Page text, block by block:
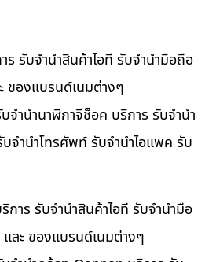
รับจำนำสินค้าไอที รับจำนำมือถือ
ของแบรนด์เนมต่างๆ
ำนำนาฬิกาจีช็อค บริการ รับจำนำ
จำนำโทรศัพท์ รับจำนำไอแพค รับ
าร รับจำนำสินค้าไอที รับจำนำมือ
ละ ของแบรนด์เนมต่างๆ